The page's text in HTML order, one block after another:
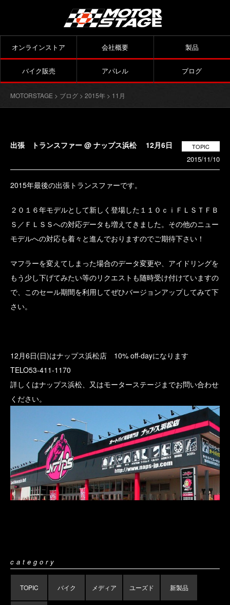
オンラインストア 会社概要 製品
バイク販売 アパレル ブログ
MOTORSTAGE > ブログ > 2015年 > 11月
出張 トランスファー @ ナップス浜松 12月6日 TOPIC
2015/11/10
2015年最後の出張トランスファーです。
２０１６年モデルとして新しく登場した１１０ｃｉＦＬＳＴＦＢ
Ｓ／ＦＬＳＳへの対応データも増えてきました。その他のニュー
モデルへの対応も着々と進んでおりますのでご期待下さい！
マフラーを変えてしまった場合のデータ変更や、アイドリングを
もう少し下げてみたい等のリクエストも随時受け付けていますの
で、このセール期間を利用してぜひバージョンアップしてみて下
さい。
12月6日(日)はナップス浜松店 10% off-dayになります
TELO53-411-1170
詳しくはナップス浜松、又はモーターステージまでお問い合わせ
ください。
category
TOPIC バイク メディア ユーズド 新製品